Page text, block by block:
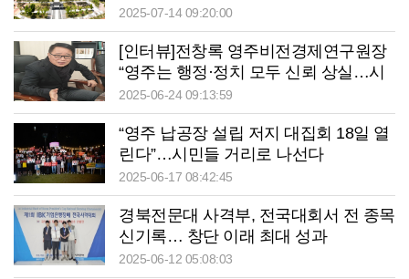
2025-07-14 09:20:00
[인터뷰]전창록 영주비전경제연구원장
“영주는 행정·정치 모두 신뢰 상실…시
민참여 제도화·책임정치 복원 시급”
2025-06-24 09:13:59
“영주 납공장 설립 저지 대집회 18일 열
린다”…시민들 거리로 나선다
2025-06-17 08:42:45
경북전문대 사격부, 전국대회서 전 종목
신기록… 창단 이래 최대 성과
2025-06-12 05:08:03